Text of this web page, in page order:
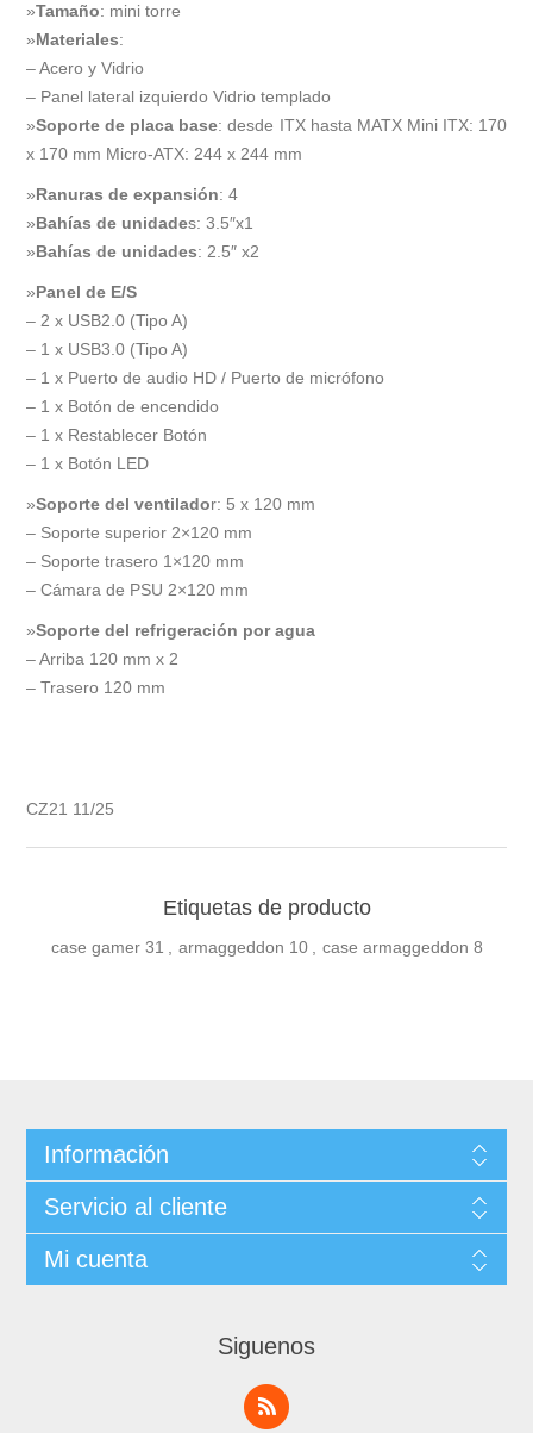
»Tamaño: mini torre
»Materiales:
– Acero y Vidrio
– Panel lateral izquierdo Vidrio templado
»Soporte de placa base: desde ITX hasta MATX Mini ITX: 170
x 170 mm Micro-ATX: 244 x 244 mm
»Ranuras de expansión: 4
»Bahías de unidades: 3.5″x1
»Bahías de unidades: 2.5″ x2
»Panel de E/S
– 2 x USB2.0 (Tipo A)
– 1 x USB3.0 (Tipo A)
– 1 x Puerto de audio HD / Puerto de micrófono
– 1 x Botón de encendido
– 1 x Restablecer Botón
– 1 x Botón LED
»Soporte del ventilador: 5 x 120 mm
– Soporte superior 2×120 mm
– Soporte trasero 1×120 mm
– Cámara de PSU 2×120 mm
»Soporte del refrigeración por agua
– Arriba 120 mm x 2
– Trasero 120 mm
CZ21 11/25
Etiquetas de producto
case gamer 31 , armaggeddon 10 , case armaggeddon 8
Información
Servicio al cliente
Mi cuenta
Siguenos